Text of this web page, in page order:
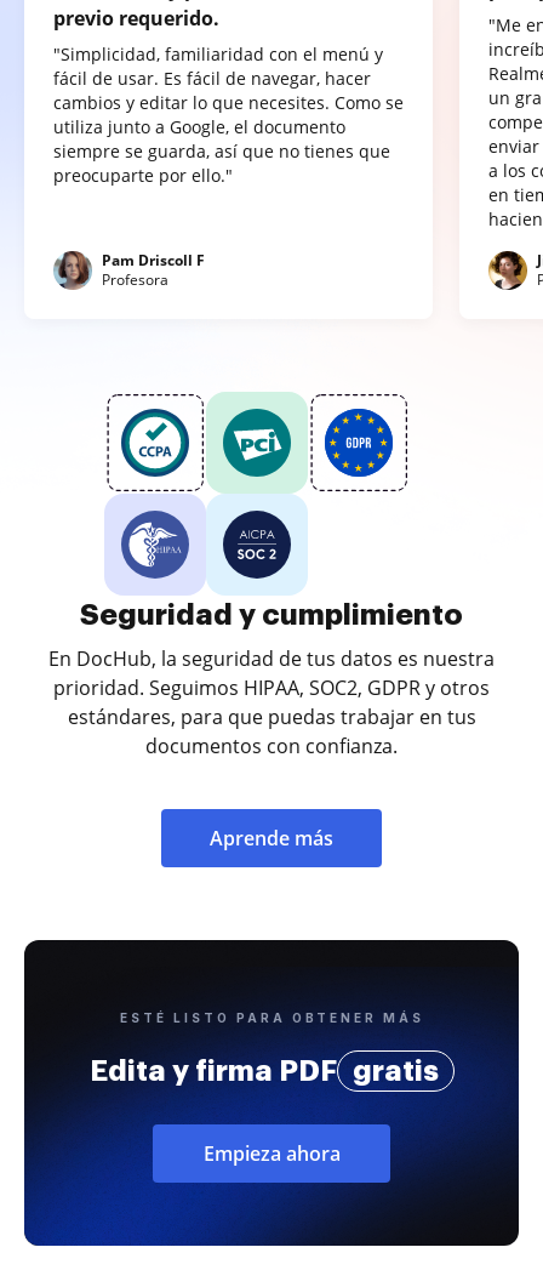
previo requerido.
"Simplicidad, familiaridad con el menú y
fácil de usar. Es fácil de navegar, hacer
cambios y editar lo que necesites. Como se
utiliza junto a Google, el documento
siempre se guarda, así que no tienes que
preocuparte por ello."
Pam Driscoll F
Profesora
"Me
un
a los
en
Seguridad y cumplimiento
En DocHub, la seguridad de tus datos es nuestra
prioridad. Seguimos HIPAA, SOC2, GDPR y otros
estándares, para que puedas trabajar en tus
documentos con confianza.
Aprende más
ESTÉ LISTO PARA OBTENER MÁS
Edita y firma PDF gratis
Empieza ahora